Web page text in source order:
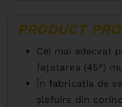
PRODUCT
Cel mai adecvat
faţetarea (45°)
În fabricaţia de
şlefuire din